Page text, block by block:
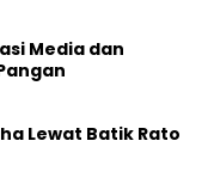
Media dan
Lewat Batik Rato